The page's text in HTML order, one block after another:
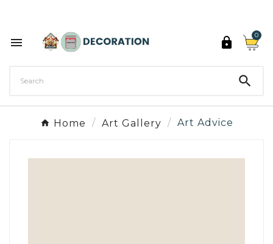
 
0

Home Art Gallery Art Advice